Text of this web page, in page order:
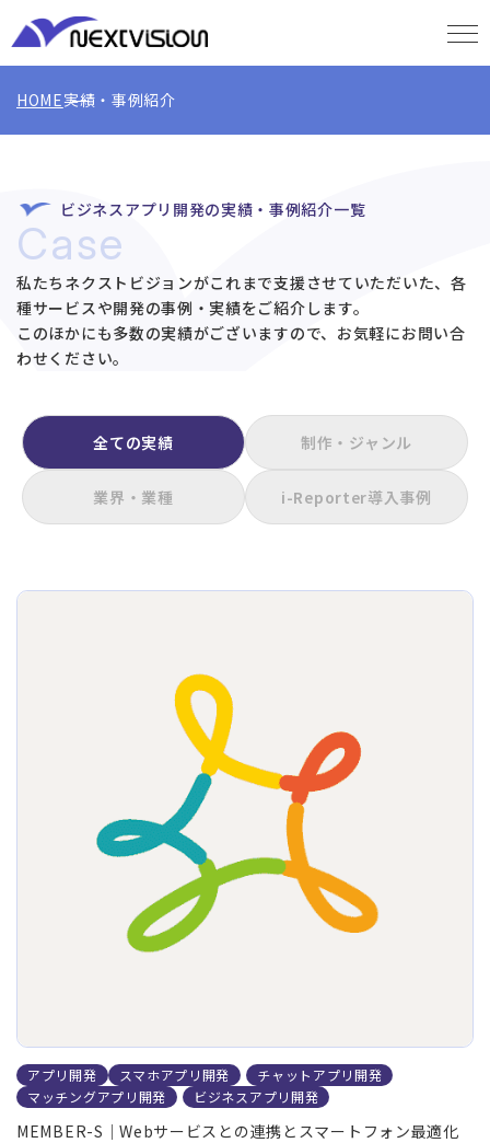
HOME実績・事例紹介
ビジネスアプリ開発の実績・事例紹介一覧
Case
私たちネクストビジョンがこれまで支援させていただいた、各
種サービスや開発の事例・実績をご紹介します。
このほかにも多数の実績がございますので、お気軽にお問い合
わせください。
全ての実績 制作・ジャンル
業界・業種 i-Reporter導入事例
アプリ開発 スマホアプリ開発
チャットアプリ開発
マッチングアプリ開発
ビジネスアプリ開発
MEMBER-S｜Webサービスとの連携とスマートフォン最適化